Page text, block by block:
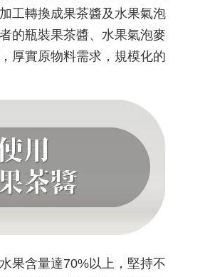
工轉換成果茶醬及水果氣泡
的瓶裝果茶醬、水果氣泡麥
厚實原物料需求，規模化的
果含量達70%以上，堅持不